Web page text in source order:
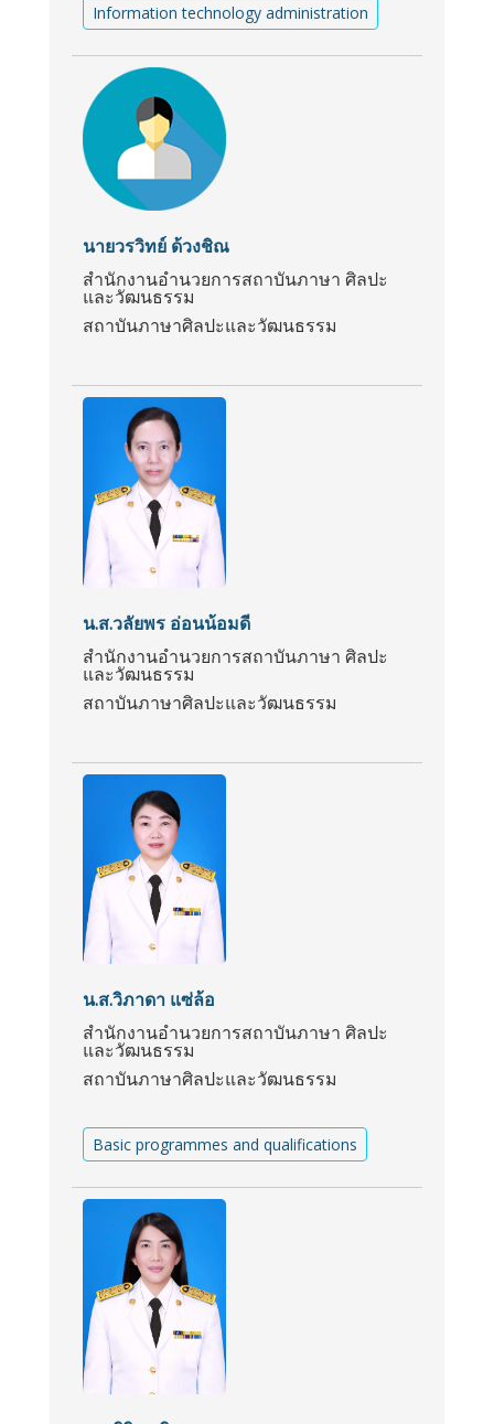
Information technology administration
นายวรวิทย์ ด้วงชิณ
สำนักงานอำนวยการสถาบันภาษา ศิลปะ
และวัฒนธรรม
สถาบันภาษาศิลปะและวัฒนธรรม
น.ส.วลัยพร อ่อนน้อมดี
สำนักงานอำนวยการสถาบันภาษา ศิลปะ
และวัฒนธรรม
สถาบันภาษาศิลปะและวัฒนธรรม
น.ส.วิภาดา แซ่ล้อ
สำนักงานอำนวยการสถาบันภาษา ศิลปะ
และวัฒนธรรม
สถาบันภาษาศิลปะและวัฒนธรรม
Basic programmes and qualifications